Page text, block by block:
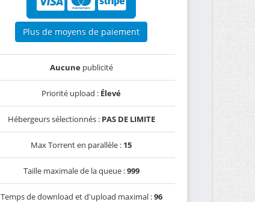
Plus de moyens de paiement
Aucunepublicité
Priorité upload : Élevé
Hébergeurs sélectionnés : PAS DE LIMITE
Max Torrent en parallèle : 15
Taille maximale de la queue :999
Temps de download et d'upload maximal :96